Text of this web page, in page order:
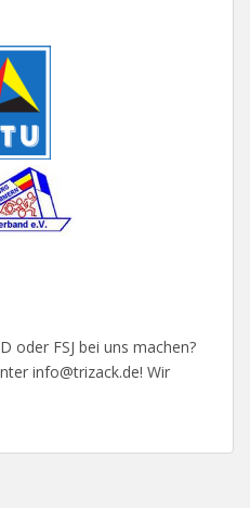
oder FSJ bei uns machen?
info@trizack.de! Wir